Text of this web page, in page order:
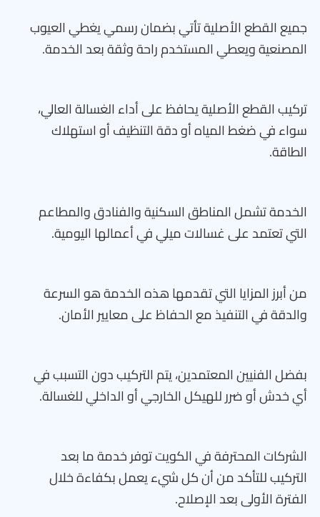
جميع القطع الأصلية تأتي بضمان رسمي يغطي العيوب
المصنعية ويعطي المستخدم راحة وثقة بعد الخدمة.
تركيب القطع الأصلية يحافظ على أداء الغسالة العالي،
سواء في ضغط المياه أو دقة التنظيف أو استهلاك
الطاقة.
الخدمة تشمل المناطق السكنية والفنادق والمطاعم
التي تعتمد على غسالات ميلي في أعمالها اليومية.
من أبرز المزايا التي تقدمها هذه الخدمة هو السرعة
والدقة في التنفيذ مع الحفاظ على معايير الأمان.
بفضل الفنيين المعتمدين، يتم التركيب دون التسبب في
أي خدش أو ضرر للهيكل الخارجي أو الداخلي للغسالة.
الشركات المحترفة في الكويت توفر خدمة ما بعد
التركيب للتأكد من أن كل شيء يعمل بكفاءة خلال
الفترة الأولى بعد الإصلاح.